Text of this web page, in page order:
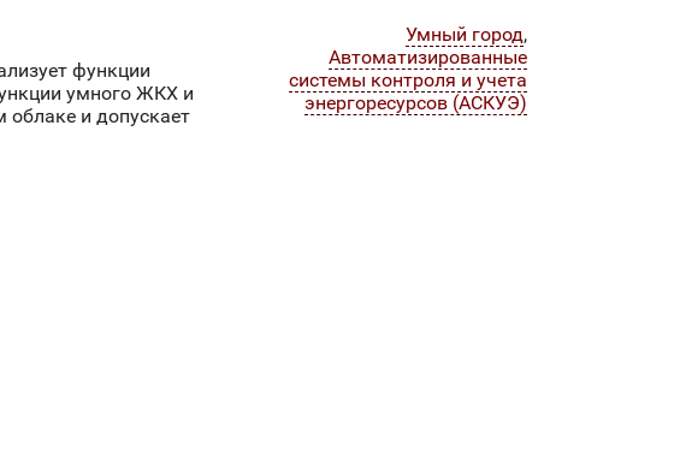
функции
умного ЖКХ и
облаке и допускает
Умный город,
Автоматизированные
системы контроля и учета
энергоресурсов (АСКУЭ)